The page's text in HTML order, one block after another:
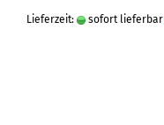
Lieferzeit: sofort lieferbar